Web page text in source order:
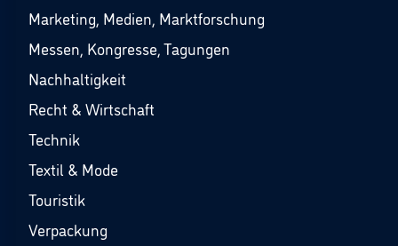
Marketing, Medien, Marktforschung
Messen, Kongresse, Tagungen
Nachhaltigkeit
Recht & Wirtschaft
Technik
Textil & Mode
Touristik
Verpackung